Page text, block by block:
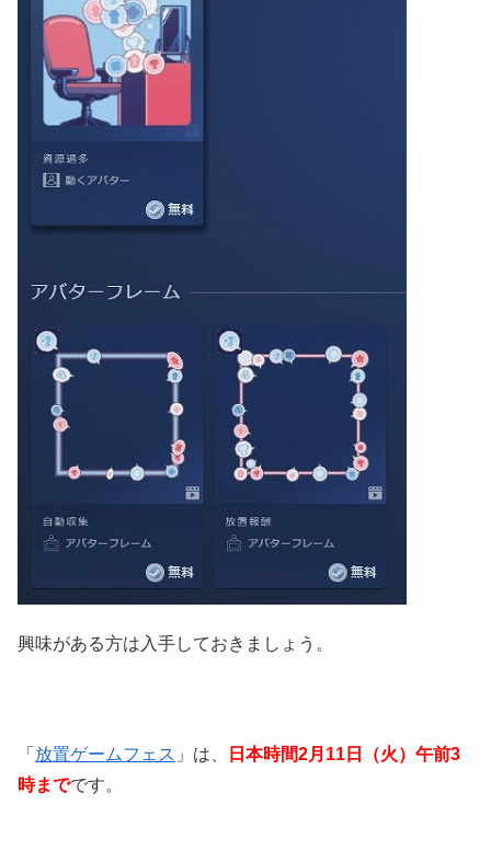
興味がある方は入手しておきましょう。
「 放置ゲームフェス 」は、
日本時間2月11日（火）午前3
時までです。